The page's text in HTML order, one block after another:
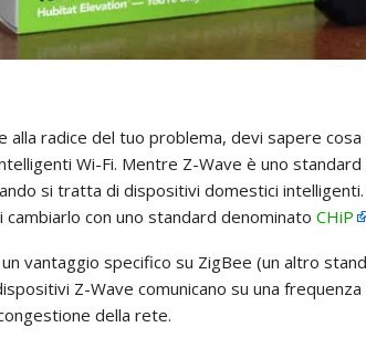
alla radice del tuo problema, devi sapere
Wi-Fi. Mentre Z-Wave è uno
si tratta di dispositivi domestici
cambiarlo con uno standard denominato CHiP
vantaggio specifico su ZigBee (un altro
Z-Wave comunicano su una
della rete.